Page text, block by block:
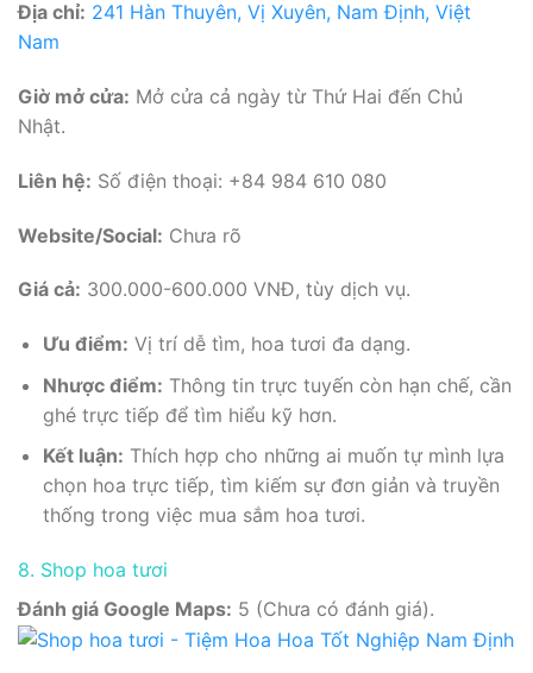
Địa chỉ: 241 Hàn Thuyên, Vị Xuyên, Nam Định, Việt
Nam
Giờ mở cửa: Mở cửa cả ngày từ Thứ Hai đến Chủ
Nhật.
Liên hệ: Số điện thoại: +84 984 610 080
Website/Social: Chưa rõ
Giá cả: 300.000-600.000 VNĐ, tùy dịch vụ.
Ưu điểm: Vị trí dễ tìm, hoa tươi đa dạng.
Nhược điểm: Thông tin trực tuyến còn hạn chế, cần
ghé trực tiếp để tìm hiểu kỹ hơn.
Kết luận: Thích hợp cho những ai muốn tự mình lựa
chọn hoa trực tiếp, tìm kiếm sự đơn giản và truyền
thống trong việc mua sắm hoa tươi.
8. Shop hoa tươi
Đánh giá Google Maps: 5 (Chưa có đánh giá).